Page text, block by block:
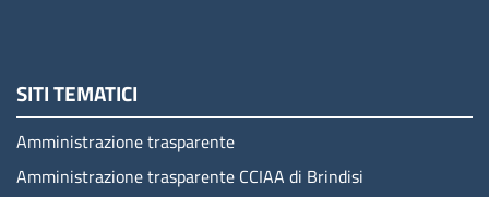
SITI TEMATICI
Amministrazione trasparente
Amministrazione trasparente CCIAA di Brindisi